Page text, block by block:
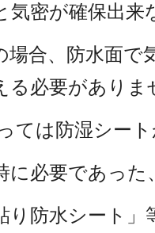
気密が確保出来
場合、防水面で
る必要がありま
ては防湿シー
に必要であった
り防水シート